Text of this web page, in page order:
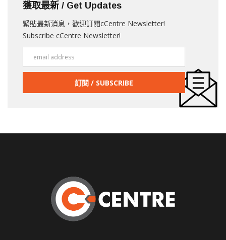
獲取最新 / Get Updates
緊貼最新消息，歡迎訂閱cCentre Newsletter!
Subscribe cCentre Newsletter!